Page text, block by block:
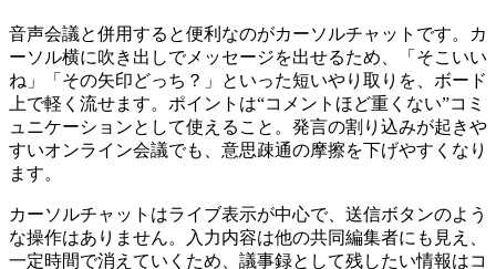
音声会議と併用すると便利なのがカーソルチャットです。カ
ーソル横に吹き出しでメッセージを出せるため、「そこいい
ね」「その矢印どっち？」といった短いやり取りを、ボード
上で軽く流せます。ポイントは“コメントほど重くない”コミ
ュニケーションとして使えること。発言の割り込みが起きや
すいオンライン会議でも、意思疎通の摩擦を下げやすくなり
ます。
カーソルチャットはライブ表示が中心で、送信ボタンのよう
な操作はありません。入力内容は他の共同編集者にも見え、
一定時間で消えていくため、議事録として残したい情報はコ